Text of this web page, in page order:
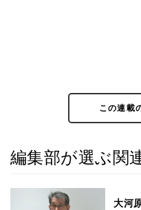
この連載
編集部が選ぶ関
大河